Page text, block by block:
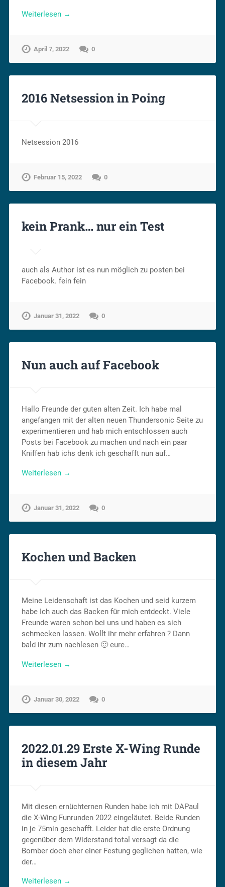
Weiterlesen →
April 7, 2022 0
2016 Netsession in Poing
Netsession 2016
Februar 15, 2022 0
kein Prank… nur ein Test
auch als Author ist es nun möglich zu posten bei
Facebook. fein fein
Januar 31, 2022 0
Nun auch auf Facebook
Hallo Freunde der guten alten Zeit. Ich habe mal
angefangen mit der alten neuen Thundersonic Seite zu
experimentieren und hab mich entschlossen auch
Posts bei Facebook zu machen und nach ein paar
Kniffen hab ichs denk ich geschafft nun auf…
Weiterlesen →
Januar 31, 2022 0
Kochen und Backen
Meine Leidenschaft ist das Kochen und seid kurzem
habe Ich auch das Backen für mich entdeckt. Viele
Freunde waren schon bei uns und haben es sich
schmecken lassen. Wollt ihr mehr erfahren ? Dann
bald ihr zum nachlesen 🙂 eure…
Weiterlesen →
Januar 30, 2022 0
2022.01.29 Erste X-Wing Runde
in diesem Jahr
Mit diesen ernüchternen Runden habe ich mit DAPaul
die X-Wing Funrunden 2022 eingeläutet. Beide Runden
in je 75min geschafft. Leider hat die erste Ordnung
gegenüber dem Widerstand total versagt da die
Bomber doch eher einer Festung geglichen hatten, wie
der…
Weiterlesen →